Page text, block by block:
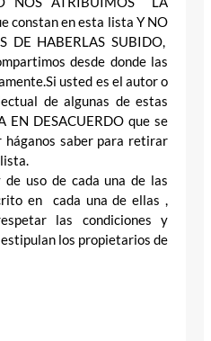
constan en esta lista Y NO
DE HABERLAS SUBIDO,
desde donde las
usted es el autor o
de algunas de estas
EN DESACUERDO que se
saber para retirar
uso de cada una de las
en cada una de ellas ,
las condiciones y
los propietarios de